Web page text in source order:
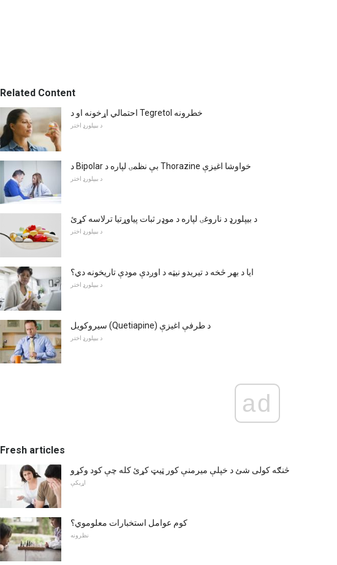
Related Content
احتمالي اړخونه او د Tegretol خطرونه
د بیپلورډ اختر
د Bipolar بې نظمۍ لپاره د Thorazine خواوشا اغیزې
د بیپلورډ اختر
د بیپلورډ د ناروغۍ لپاره د موډر ثبات پیاوړتیا ترلاسه کړئ
د بیپلورډ اختر
ایا د بهر څخه د تیریدو نیټه د اوږدې مودې تاریخونه دي؟
د بیپلورډ اختر
سیروکویل (Quetiapine) د طرفې اغیزې
د بیپلورډ اختر
ad
Fresh articles
څنګه کولی شئ د خپلې میرمنې کور ټیټ کړئ کله چې کود وکړو
اړیکې
کوم عوامل استخبارات معلوموي؟
نظرونه